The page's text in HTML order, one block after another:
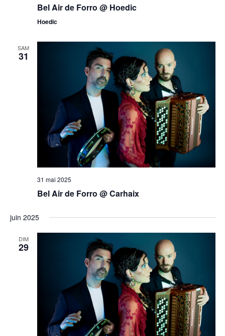
Bel Air de Forro @ Hoedic
Hoedic
SAM
31
31 mai 2025
Bel Air de Forro @ Carhaix
juin 2025
DIM
29